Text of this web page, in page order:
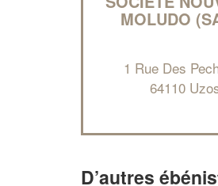
MOLUDO
1 Rue Des
64110
D’autres